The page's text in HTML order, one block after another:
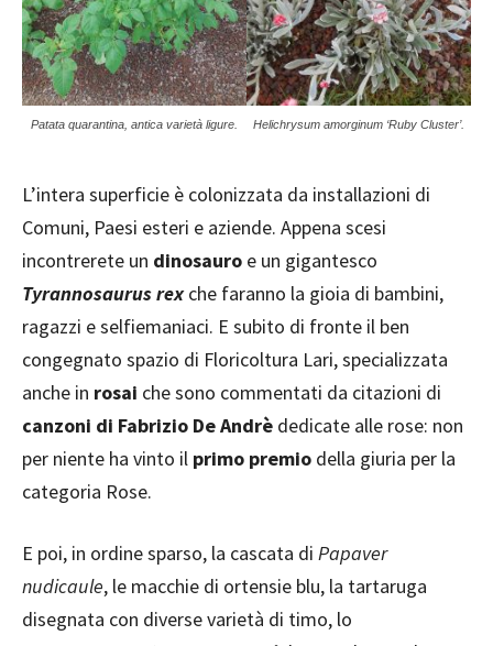
Patata quarantina, antica varietà ligure. Helichrysum amorginum ‘Ruby Cluster’.
L’intera superficie è colonizzata da installazioni di
Comuni, Paesi esteri e aziende. Appena scesi
incontrerete un dinosauro e un gigantesco
Tyrannosaurus rexche faranno la gioia di bambini,
ragazzi e selfiemaniaci. E subito di fronte il ben
congegnato spazio di Floricoltura Lari, specializzata
anche in rosai che sono commentati da citazioni di
canzoni di Fabrizio De Andrè dedicate alle rose: non
per niente ha vinto il primo premio della giuria per la
categoria Rose.
E poi, in ordine sparso, la cascata di Papaver
nudicaule, le macchie di ortensie blu, la tartaruga
disegnata con diverse varietà di timo, lo